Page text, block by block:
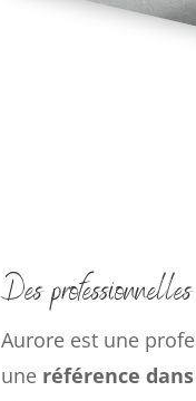
Des
Aurore est une
une référence